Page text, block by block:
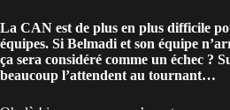
La CAN est de plus en plus difficile
équipes. Si Belmadi et son équipe
ça sera considéré comme un échec ?
beaucoup l’attendent au tournant…